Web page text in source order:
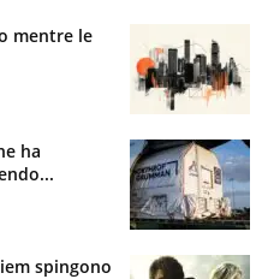
mentre le
ha
spingono